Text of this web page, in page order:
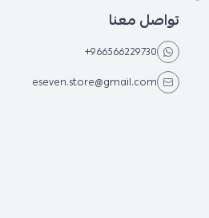
تواصل معنا
+966566229730
eseven.store@gmail.com